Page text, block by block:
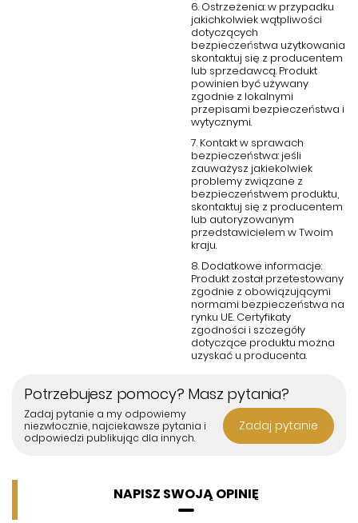
6. Ostrzeżenia: w przypadku
jakichkolwiek wątpliwości
dotyczących
bezpieczeństwa użytkowania
skontaktuj się z producentem
lub sprzedawcą. Produkt
powinien być używany
zgodnie z lokalnymi
przepisami bezpieczeństwa i
wytycznymi.
7. Kontakt w sprawach
bezpieczeństwa: jeśli
zauważysz jakiekolwiek
problemy związane z
bezpieczeństwem produktu,
skontaktuj się z producentem
lub autoryzowanym
przedstawicielem w Twoim
kraju.
8. Dodatkowe informacje:
Produkt został przetestowany
zgodnie z obowiązującymi
normami bezpieczeństwa na
rynku UE. Certyfikaty
zgodności i szczegóły
dotyczące produktu można
uzyskać u producenta.
Potrzebujesz pomocy? Masz pytania?
Zadaj pytanie a my odpowiemy
niezwłocznie, najciekawsze pytania i
odpowiedzi publikując dla innych.
Zadaj pytanie
NAPISZ SWOJĄ OPINIĘ